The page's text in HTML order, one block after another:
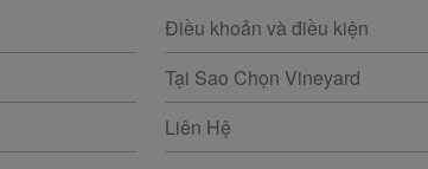
Điều khoản và điều kiện
Tại Sao Chọn Vineyard
Liên Hệ